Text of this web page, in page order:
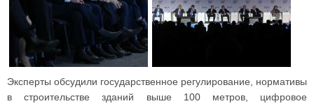
Эксперты обсудили государственное регулирование, нормативы
в строительстве зданий выше 100 метров, цифровое